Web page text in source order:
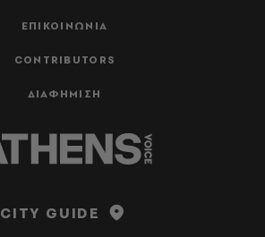
ΕΠΙΚΟΙΝΩΝΙΑ
CONTRIBUTORS
ΔΙΑΦΗΜΙΣΗ
CITY GUIDE